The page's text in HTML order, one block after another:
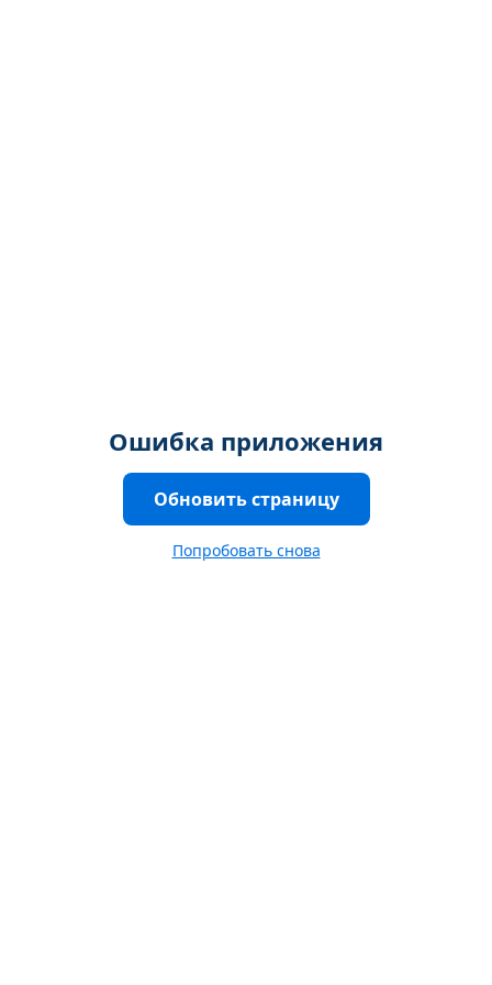
Ошибка приложения
Обновить страницу
Попробовать снова